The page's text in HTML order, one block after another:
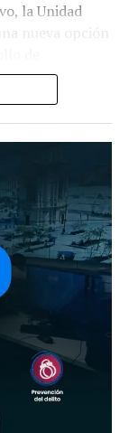
la Unidad
nueva opción